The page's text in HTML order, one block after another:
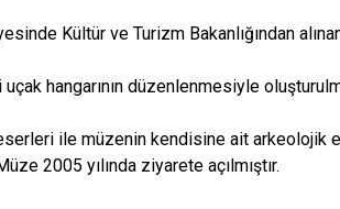
Kültür ve Turizm Bakanlığından
uçak hangarının düzenlenmesiyle
ile müzenin kendisine ait arkeolojik
2005 yılında ziyarete açılmıştır.